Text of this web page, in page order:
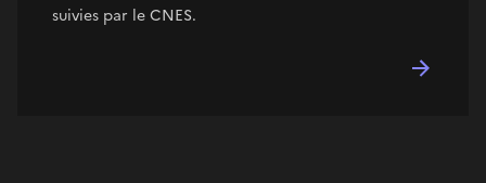
suivies par le CNES.